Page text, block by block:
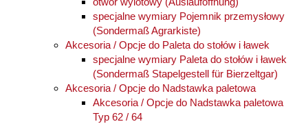
specjalne wymiary Pojemnik przemysłowy
(Sondermaß Agrarkiste)
Akcesoria / Opcje do Paleta do stołów i ławek
specjalne wymiary Paleta do stołów i ławek
(Sondermaß Stapelgestell für Bierzeltgar)
Akcesoria / Opcje do Nadstawka paletowa
Akcesoria / Opcje do Nadstawka paletowa
Typ 62 / 64